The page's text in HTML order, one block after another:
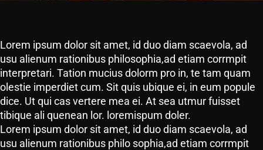
Lorem ipsum dolor sit amet, id duo diam scaevola, ad
usu alienum rationibus philosophia,ad etiam corrmpit
interpretari. Tation mucius dolorm pro in, te tam quam
olestie imperdiet cum. Sit quis ubique ei, in eum popule
dice. Ut qui cas vertere mea ei. At sea utmur fuisset
tibique ali quenean lor. loremispum doler.
Lorem ipsum dolor sit amet, id duo diam scaevola, ad
usu alienum rationibus philo sophia,ad etiam corrmpit